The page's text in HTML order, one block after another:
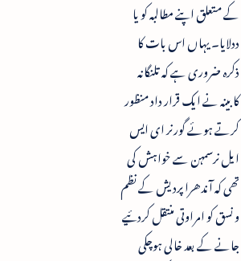
کے متعلق اپنے مطالبہ کو یا
ددلایا۔ یہاں اس بات کا
ذکرہ ضروری ہے کہ تلنگانہ
کابینہ نے ایک قرار داد منظور
کرتے ہوئے گورنر ای ایس
ایل نرسمہن سے خواہش کی
تھی کہ آندھرا پردیش کے نظم
و نسق کو امراوتی منتقل کردئیے
جانے کے بعد خالی ہوچکی